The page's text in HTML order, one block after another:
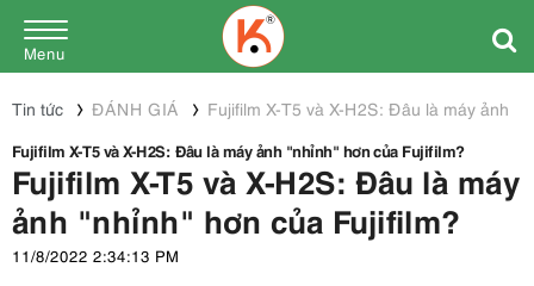
Menu
Tin tức ĐÁNH GIÁ
Fujifilm X-T5 và X-H2S: Đâu là máy ảnh
Fujifilm X-T5 và X-H2S: Đâu là máy ảnh "nhỉnh" hơn của Fujifilm?
Fujifilm X-T5 và X-H2S: Đâu là máy
ảnh "nhỉnh" hơn của Fujifilm?
11/8/2022 2:34:13 PM